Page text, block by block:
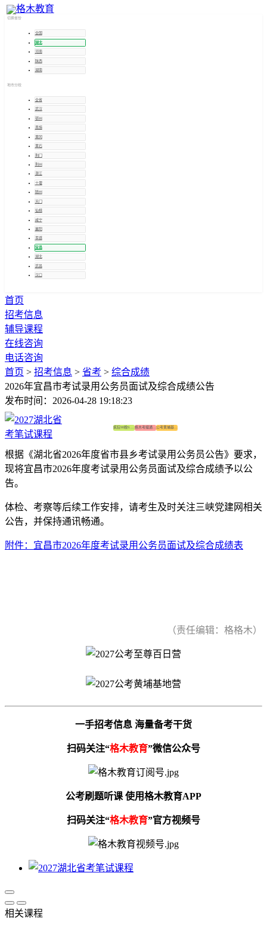
切换省份
全国
湖北
河南
陕西
湖南
地市分校
全省
武汉
鄂州
恩施
黄冈
黄石
荆门
荆州
潜江
十堰
随州
天门
仙桃
咸宁
襄阳
孝感
宜昌
湖北
武昌
汉口
首页
招考信息
辅导课程
在线咨询
电话咨询
首页 > 招考信息 > 省考 > 综合成绩
2026年宜昌市考试录用公务员面试及综合成绩公告
发布时间：2026-04-28 19:18:23
格木考编通关营 公考黄埔基地营
根据《湖北省2026年度省市县乡考试录用公务员公告》要求，
现将宜昌市2026年度考试录用公务员面试及综合成绩予以公
告。
体检、考察等后续工作安排，请考生及时关注三峡党建网相关
公告，并保持通讯畅通。
附件：宜昌市2026年度考试录用公务员面试及综合成绩表
（责任编辑：格格木）
一手招考信息 海量备考干货
扫码关注“格木教育”微信公众号
公考刷题听课 使用格木教育APP
扫码关注“格木教育”官方视频号
相关课程